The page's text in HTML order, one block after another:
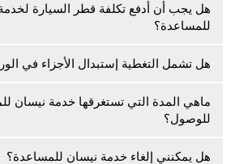
هل يجب أن أدفع تكلفة قطر السيارة
للمساعدة؟
هل تشمل التغطية إستبدال الأجزاء في
ماهي المدة التي تستغرقها خدمة نيسان
للوصول؟
هل يمكنني إلغاء خدمة نيسان للمساعدة؟